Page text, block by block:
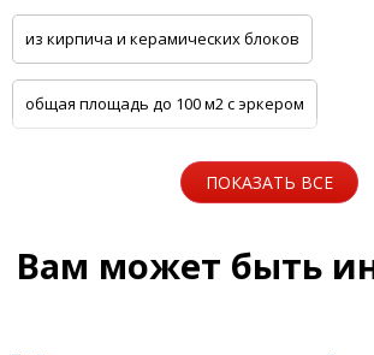
из кирпича и керамических блоков
общая площадь до 100 м2 с эркером
общая площадь до 100 м2 с цоколем
ПОКАЗАТЬ ВСЕ
Вам может быть